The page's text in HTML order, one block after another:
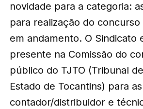
novidade para a categoria:
para realização do
em andamento. O Sindicato
presente na Comissão do
público do TJTO (Tribunal
Estado de Tocantins) para
contador/distribuidor e